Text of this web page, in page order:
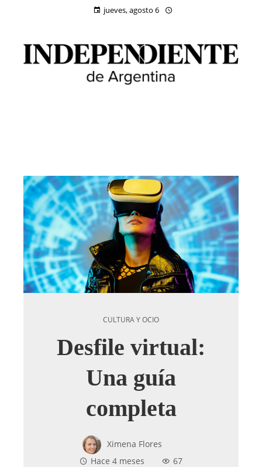
jueves, agosto 6
CULTURA Y OCIO
Desfile virtual:
Una guía
completa
Ximena Flores
Hace 4 meses
67